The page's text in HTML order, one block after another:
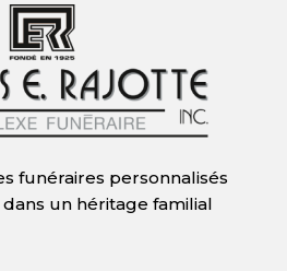
funéraires personnalisés
un héritage familial